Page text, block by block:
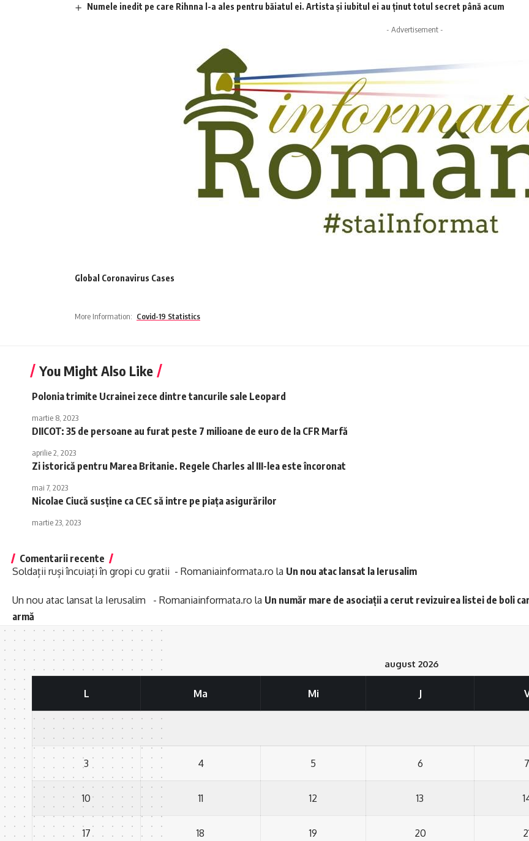
Numele inedit pe care Rihnna l-a ales pentru băiatul ei. Artista și iubitul ei au ținut totul secret până acum
- Advertisement -
Global Coronavirus Cases
More Information: Covid-19 Statistics
You Might Also Like
Polonia trimite Ucrainei zece dintre tancurile sale Leopard
martie 8, 2023
DIICOT: 35 de persoane au furat peste 7 milioane de euro de la CFR Marfă
aprilie 2, 2023
Zi istorică pentru Marea Britanie. Regele Charles al III-lea este încoronat
mai 7, 2023
Nicolae Ciucă susţine ca CEC să intre pe piaţa asigurărilor
martie 23, 2023
Comentarii recente
Soldații ruși încuiați în gropi cu gratii - Romaniainformata.ro la Un nou atac lansat la Ierusalim
Un nou atac lansat la Ierusalim - Romaniainformata.ro la Un număr mare de asociații a cerut revizuirea listei de boli
armă
august 2026
L Ma Mi J
3 4 5 6 7
10 11 12 13
17 18 19 20